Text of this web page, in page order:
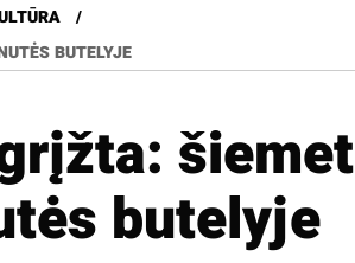
BUTELYJE
šiemet
butelyje